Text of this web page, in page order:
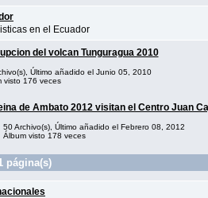
en el Ecuador
del volcan Tunguragua 2010
Último añadido el Junio 05, 2010
visto 176 veces
de Ambato 2012 visitan el Centro Juan
50 Archivo(s), Último añadido el Febrero 08, 2012
Álbum visto 178 veces
página(s)